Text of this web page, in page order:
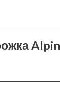
Alpin